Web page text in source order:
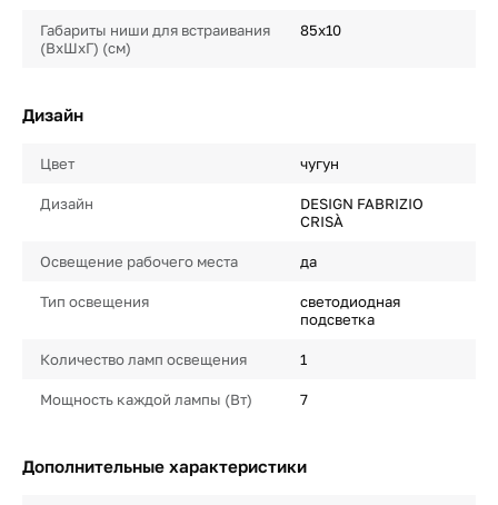
Габариты ниши для встраивания
(ВхШхГ) (см)
85х10
Дизайн
Цвет чугун
Дизайн
DESIGN FABRIZIO
CRISÀ
Освещение рабочего места да
Тип освещения
светодиодная
подсветка
Количество ламп освещения 1
Мощность каждой лампы (Вт) 7
Дополнительные характеристики